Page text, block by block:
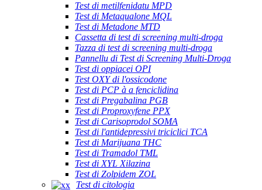
Test di metilfenidatu MPD
Test di Metaqualone MQL
Test di Metadone MTD
Cassetta di test di screening multi-droga
Tazza di test di screening multi-droga
Pannellu di Test di Screening Multi-Droga
Test di oppiacei OPI
Test OXY di l'ossicodone
Test di PCP à a fenciclidina
Test di Pregabalina PGB
Test di Proproxyfene PPX
Test di Carisoprodol SOMA
Test di l'antidepressivi triciclici TCA
Test di Marijuana THC
Test di Tramadol TML
Test di XYL Xilazina
Test di Zolpidem ZOL
Test di citologia